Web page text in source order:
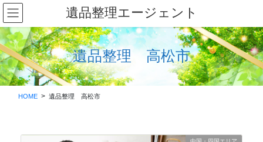
コ
ン
テ
ン
ツ
に
移
ナ
ビ
ゲ
ー
シ
ョ
ン
遺品整理エージェント
遺品整理 高松市
HOME 遺品整理 高松市